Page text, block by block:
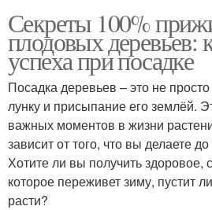
Секреты 100%
плодовых деревьев:
успеха при посадке
Посадка деревьев – это не
лунку и присыпание его землёй.
важных моментов в жизни
зависит от того, что вы делаете
Хотите ли вы получить здоровое,
которое переживет зиму, пустит
расти?